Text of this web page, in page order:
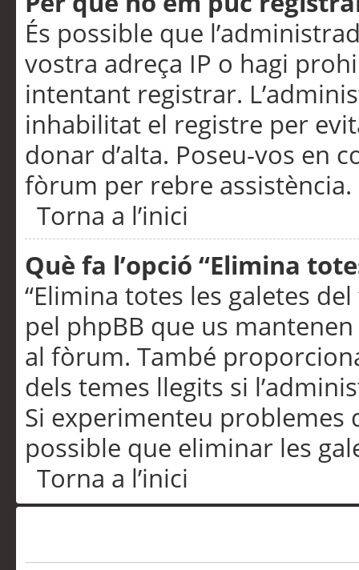
És possible que
vostra adreça IP o hagi
intentant registrar.
inhabilitat el registre per
donar d’alta. Poseu-vos en
fòrum per rebre assistència.
Torna a l’inici
Què fa l’opció “Elimina
“Elimina totes les galetes
pel phpBB que us
al fòrum. També
dels temes llegits si
Si experimenteu problemes
possible que eliminar les
Torna a l’inici